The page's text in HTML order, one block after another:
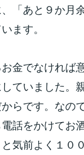
「あと９か月
ます。
金でなければ
ていました。
らです。なの
話をかけてお
気前よく１０